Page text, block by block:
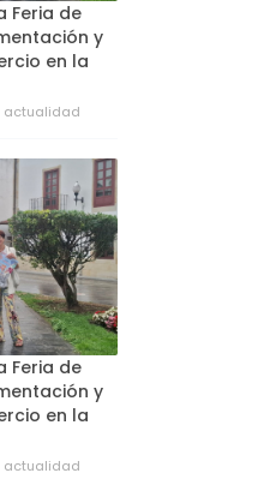
Feria de
y
en la
actualidad
Feria de
y
en la
actualidad